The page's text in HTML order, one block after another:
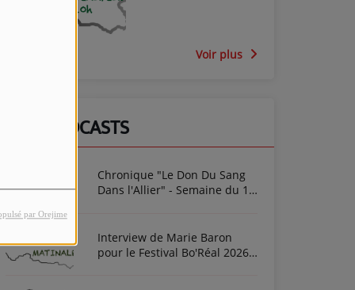
par Orejime
Voir plus
NOS PODCASTS
Chronique "Le Don Du Sang
Dans l'Allier" - Semaine du 10
Interview de Marie Baron
pour le Festival Bo'Réal 2026